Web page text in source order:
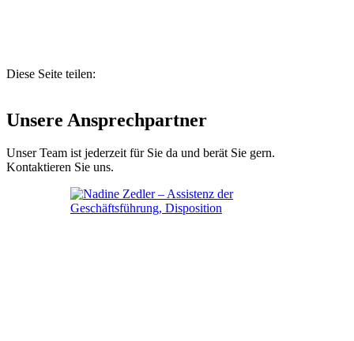
Diese Seite teilen:
Unsere Ansprechpartner
Unser Team ist jederzeit für Sie da und berät Sie gern.
Kontaktieren Sie uns.